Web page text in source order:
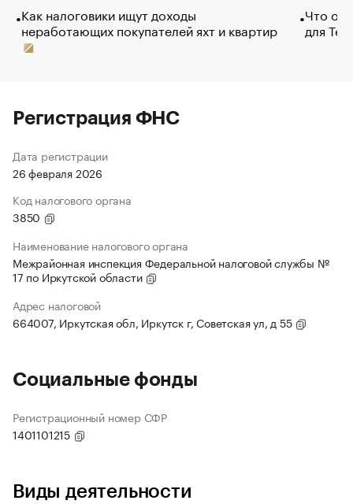
Как налоговики ищут доходы
неработающих покупателей яхт и квартир
Что
для
Регистрация ФНС
Дата регистрации
26 февраля 2026
Код налогового органа
3850
Наименование налогового органа
Межрайонная инспекция Федеральной налоговой службы №
17 по Иркутской области
Адрес налоговой
664007, Иркутская обл, Иркутск г, Советская ул, д 55
Социальные фонды
Регистрационный номер СФР
1401101215
Виды деятельности